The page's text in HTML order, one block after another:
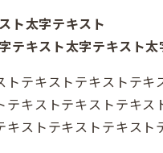
ト太字テキスト
テキスト太字テキスト太
テキストテキストテキ
キストテキストテキス
ストテキストテキスト